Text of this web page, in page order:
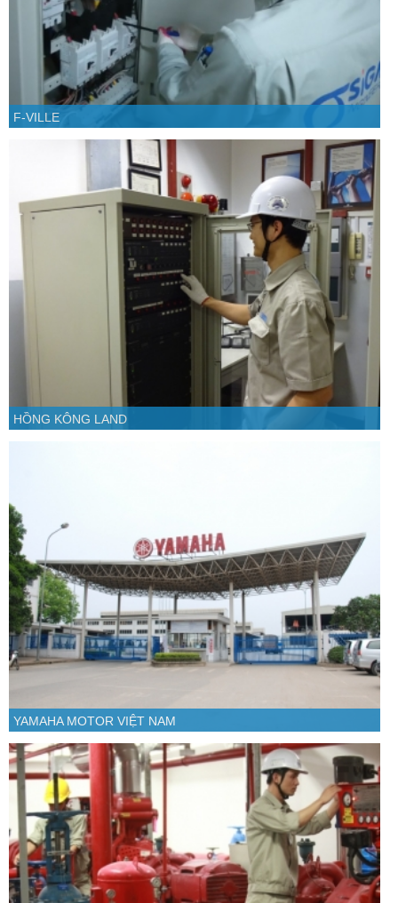
F-VILLE
HỒNG KÔNG LAND
YAMAHA MOTOR VIỆT NAM